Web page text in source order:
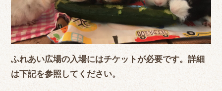
ふれあい広場の入場にはチケットが必要です。詳細
は下記を参照してください。